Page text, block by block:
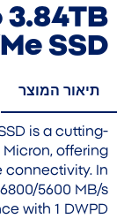
3.84TB
SSD
תיאור המוצר
is a cutting-
offering
connectivity. In
5600 MB/s
with 1 DWPD